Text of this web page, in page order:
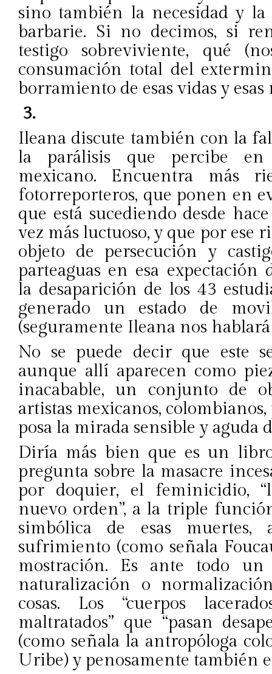
sino también la necesidad y
barbarie. Si no decimos, si
testigo sobreviviente, qué
consumación total del
borramiento de esas vidas y esas
3.
Ileana discute también con la
la parálisis que percibe
mexicano. Encuentra más
fotorreporteros, que ponen en
que está sucediendo desde
vez más luctuoso, y que por ese
objeto de persecución y
parteaguas en esa expectación
la desaparición de los 43
generado un estado de
(seguramente Ileana nos hablará
No se puede decir que este
aunque allí aparecen como
inacabable, un conjunto de
artistas mexicanos,
posa la mirada sensible y aguda
Diría más bien que es un
pregunta sobre la masacre
por doquier, el feminicidio,
nuevo orden”, a la triple
simbólica de esas
sufrimiento (como señala
mostración. Es ante todo
naturalización o
cosas. Los “cuerpos
maltratados” que “pasan
(como señala la antropóloga
Uribe) y penosamente también